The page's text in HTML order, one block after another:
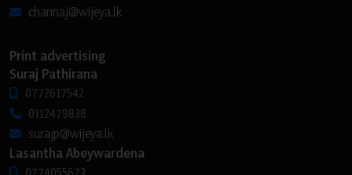
channaj@wijeya.lk
Print advertising
Suraj Pathirana
0772617542
0112479838
surajp@wijeya.lk
Lasantha Abeywardena
0774055673